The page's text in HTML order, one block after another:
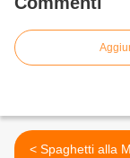
< Spaghetti alla